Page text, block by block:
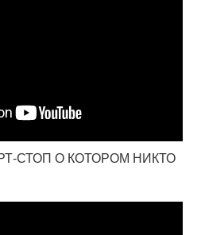
СТОП О КОТОРОМ НИКТО